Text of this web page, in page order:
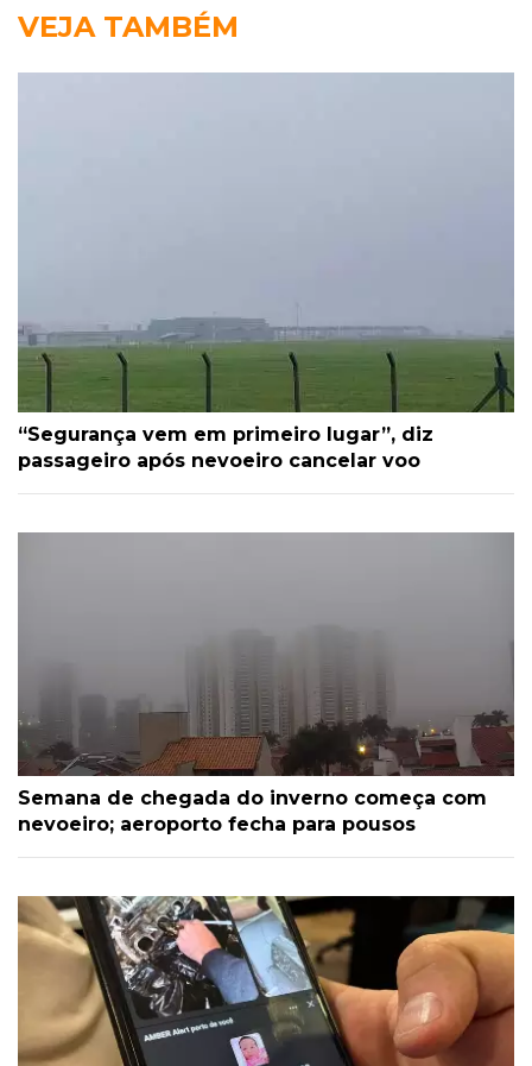
VEJA TAMBÉM
“Segurança vem em primeiro lugar”, diz
passageiro após nevoeiro cancelar voo
Semana de chegada do inverno começa com
nevoeiro; aeroporto fecha para pousos